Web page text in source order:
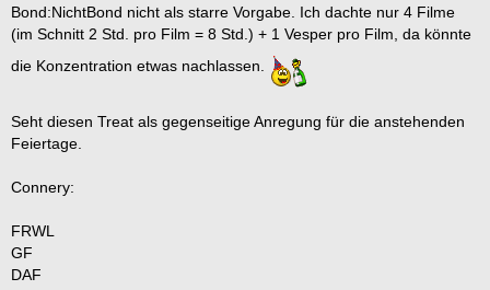
Bond:NichtBond nicht als starre Vorgabe. Ich dachte nur 4 Filme
(im Schnitt 2 Std. pro Film = 8 Std.) + 1 Vesper pro Film, da könnte
die Konzentration etwas nachlassen.
Seht diesen Treat als gegenseitige Anregung für die anstehenden
Feiertage.
Connery:
FRWL
GF
DAF